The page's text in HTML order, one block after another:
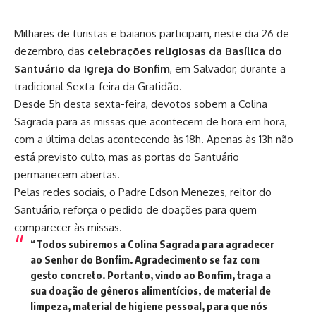
Milhares de turistas e baianos participam, neste dia 26 de
dezembro, das celebrações religiosas da Basílica do
Santuário da Igreja do Bonfim, em Salvador, durante a
tradicional Sexta-feira da Gratidão.
Desde 5h desta sexta-feira, devotos sobem a Colina
Sagrada para as missas que acontecem de hora em hora,
com a última delas acontecendo às 18h. Apenas às 13h não
está previsto culto, mas as portas do Santuário
permanecem abertas.
Pelas redes sociais, o Padre Edson Menezes, reitor do
Santuário, reforça o pedido de doações para quem
comparecer às missas.
“Todos subiremos a Colina Sagrada para agradecer
ao Senhor do Bonfim. Agradecimento se faz com
gesto concreto. Portanto, vindo ao Bonfim, traga a
sua doação de gêneros alimentícios, de material de
limpeza, material de higiene pessoal, para que nós